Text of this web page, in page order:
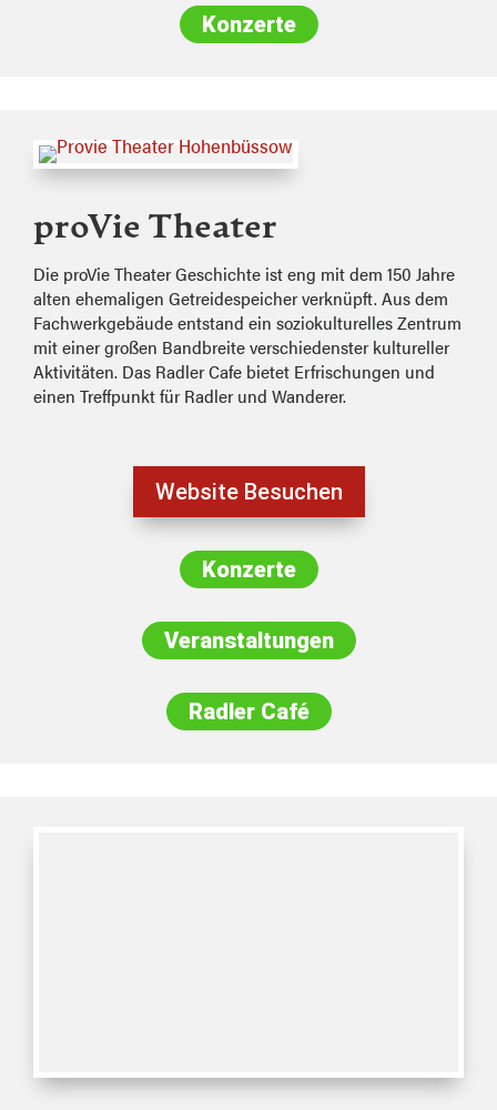
Konzerte
proVie Theater
Die proVie Theater Geschichte ist eng mit dem 150 Jahre
alten ehemaligen Getreidespeicher verknüpft. Aus dem
Fachwerkgebäude entstand ein soziokulturelles Zentrum
mit einer großen Bandbreite verschiedenster kultureller
Aktivitäten. Das Radler Cafe bietet Erfrischungen und
einen Treffpunkt für Radler und Wanderer.
Website Besuchen
Konzerte
Veranstaltungen
Radler Café